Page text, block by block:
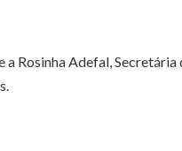
Rosinha Adefal, Secretária